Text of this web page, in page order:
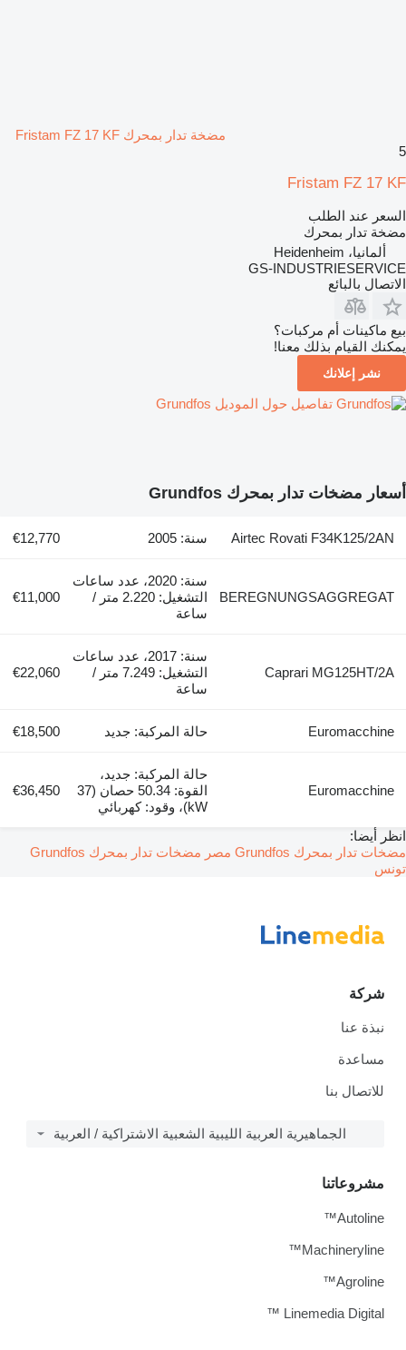
مضخة تدار بمحرك Fristam FZ 17 KF
5
Fristam FZ 17 KF
السعر عند الطلب
مضخة تدار بمحرك
ألمانيا، Heidenheim
GS-INDUSTRIESERVICE
الاتصال بالبائع
بيع ماكينات أم مركبات؟
يمكنك القيام بذلك معنا!
نشر إعلانك
تفاصيل حول الموديل Grundfos
أسعار مضخات تدار بمحرك Grundfos
Airtec Rovati F34K125/2AN سنة: 2005 €12,770
BEREGNUNGSAGGREGAT
سنة: 2020، عدد ساعات
التشغيل: 2.220 متر /
ساعة
€11,000
Caprari MG125HT/2A
سنة: 2017، عدد ساعات
التشغيل: 7.249 متر /
ساعة
€22,060
Euromacchine حالة المركبة: جديد €18,500
Euromacchine
حالة المركبة: جديد،
القوة: 50.34 حصان (37
kW)، وقود: كهربائي
€36,450
انظر أيضا:
مضخات تدار بمحرك Grundfos مصر
مضخات تدار بمحرك Grundfos
تونس
شركة
نبذة عنا
مساعدة
للاتصال بنا
الجماهيرية العربية الليبية الشعبية الاشتراكية / العربية
مشروعاتنا
Autoline™
Machineryline™
Agroline™
Linemedia Digital ™